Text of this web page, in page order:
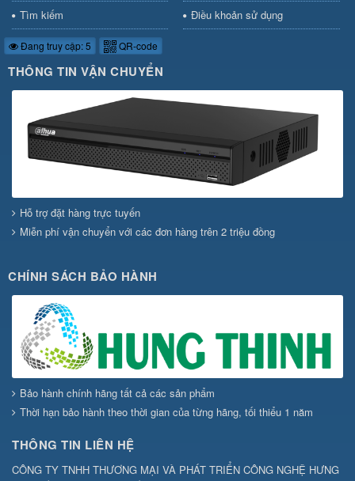
Tìm kiếm
Điều khoản sử dụng
Đang truy cập: 5 QR-code
THÔNG TIN VẬN CHUYỂN
Hỗ trợ đặt hàng trực tuyến
Miễn phí vận chuyển với các đơn hàng trên 2 triệu đồng
CHÍNH SÁCH BẢO HÀNH
Bảo hành chính hãng tất cả các sản phẩm
Thời hạn bảo hành theo thời gian của từng hãng, tối thiểu 1 năm
THÔNG TIN LIÊN HỆ
CÔNG TY TNHH THƯƠNG MẠI VÀ PHÁT TRIỂN CÔNG NGHỆ HƯNG